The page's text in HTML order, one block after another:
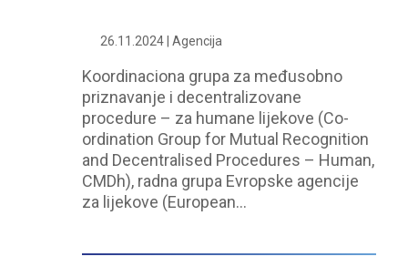
26.11.2024 | Agencija
Koordinaciona grupa za međusobno
priznavanje i decentralizovane
procedure – za humane lijekove (Co-
ordination Group for Mutual Recognition
and Decentralised Procedures – Human,
CMDh), radna grupa Evropske agencije
za lijekove (European…